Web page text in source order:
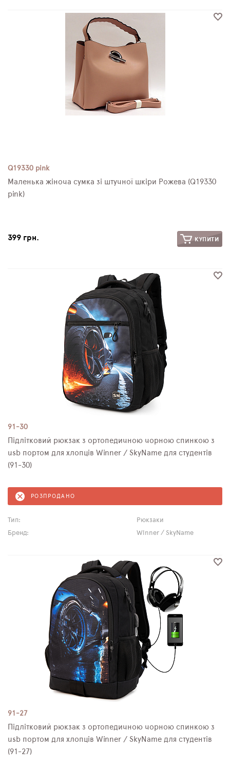
Q19330 pink
Маленька жіноча сумка зі штучної шкіри Рожева (Q19330
pink)
399 грн. КУПИТИ
91-30
Підлітковий рюкзак з ортопедичною чорною спинкою з
usb портом для хлопців Winner / SkyName для студентів
(91-30)
РОЗПРОДАНО
Тип:
Рюкзаки
Бренд:
Winner / SkyName
91-27
Підлітковий рюкзак з ортопедичною чорною спинкою з
usb портом для хлопців Winner / SkyName для студентів
(91-27)